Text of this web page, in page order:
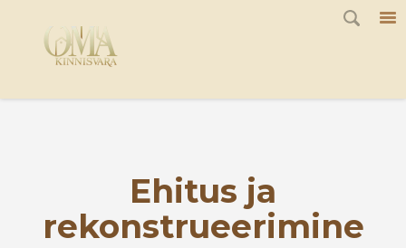
Ehitus ja
rekonstrueerimine